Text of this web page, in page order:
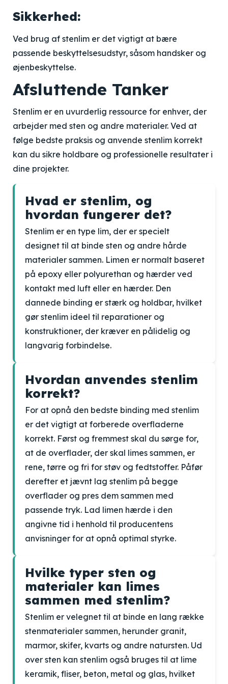
Sikkerhed:
Ved brug af stenlim er det vigtigt at bære
passende beskyttelsesudstyr, såsom handsker og
øjenbeskyttelse.
Afsluttende Tanker
Stenlim er en uvurderlig ressource for enhver, der
arbejder med sten og andre materialer. Ved at
følge bedste praksis og anvende stenlim korrekt
kan du sikre holdbare og professionelle resultater i
dine projekter.
Hvad er stenlim, og
hvordan fungerer det?
Stenlim er en type lim, der er specielt
designet til at binde sten og andre hårde
materialer sammen. Limen er normalt baseret
på epoxy eller polyurethan og hærder ved
kontakt med luft eller en hærder. Den
dannede binding er stærk og holdbar, hvilket
gør stenlim ideel til reparationer og
konstruktioner, der kræver en pålidelig og
langvarig forbindelse.
Hvordan anvendes stenlim
korrekt?
For at opnå den bedste binding med stenlim
er det vigtigt at forberede overfladerne
korrekt. Først og fremmest skal du sørge for,
at de overflader, der skal limes sammen, er
rene, tørre og fri for støv og fedtstoffer. Påfør
derefter et jævnt lag stenlim på begge
overflader og pres dem sammen med
passende tryk. Lad limen hærde i den
angivne tid i henhold til producentens
anvisninger for at opnå optimal styrke.
Hvilke typer sten og
materialer kan limes
sammen med stenlim?
Stenlim er velegnet til at binde en lang række
stenmaterialer sammen, herunder granit,
marmor, skifer, kvarts og andre natursten. Ud
over sten kan stenlim også bruges til at lime
keramik, fliser, beton, metal og glas, hvilket